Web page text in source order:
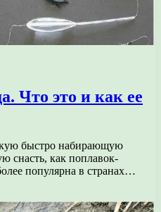
Что это и как ее
быстро набирающую
снасть, как поплавок-
популярна в странах…